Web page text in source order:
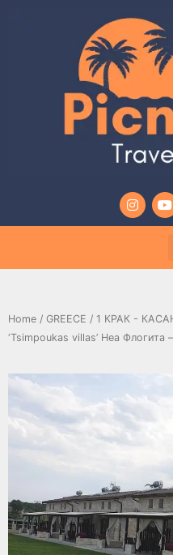
Home / GREECE / 1 КРАК -
‘Tsimpoukas villas’ Неа